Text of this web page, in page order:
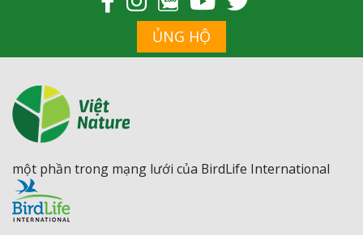
ỦNG HỘ
một phần trong mạng lưới của BirdLife International